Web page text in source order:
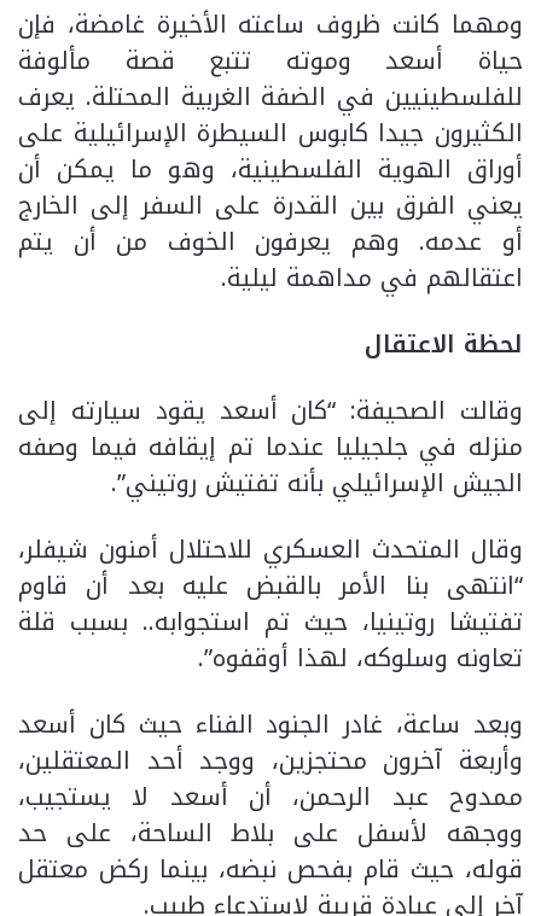
ومهما كانت ظروف ساعته الأخيرة غامضة، فإن
حياة أسعد وموته تتبع قصة مألوفة
للفلسطينيين في الضفة الغربية المحتلة. يعرف
الكثيرون جيدا كابوس السيطرة الإسرائيلية على
أوراق الهوية الفلسطينية، وهو ما يمكن أن
يعني الفرق بين القدرة على السفر إلى الخارج
أو عدمه. وهم يعرفون الخوف من أن يتم
اعتقالهم في مداهمة ليلية.
لحظة الاعتقال
وقالت الصحيفة: “كان أسعد يقود سيارته إلى
منزله في جلجيليا عندما تم إيقافه فيما وصفه
الجيش الإسرائيلي بأنه تفتيش روتيني”.
وقال المتحدث العسكري للاحتلال أمنون شيفلر،
“انتهى بنا الأمر بالقبض عليه بعد أن قاوم
تفتيشا روتينيا، حيث تم استجوابه.. بسبب قلة
تعاونه وسلوكه، لهذا أوقفوه”.
وبعد ساعة، غادر الجنود الفناء حيث كان أسعد
وأربعة آخرون محتجزين، ووجد أحد المعتقلين،
ممدوح عبد الرحمن، أن أسعد لا يستجيب،
ووجهه لأسفل على بلاط الساحة، على حد
قوله، حيث قام بفحص نبضه، بينما ركض معتقل
آخر إلى عيادة قريبة لاستدعاء طبيب.